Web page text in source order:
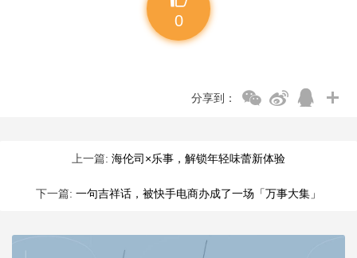
0
分享到：
上一篇: 海伦司×乐事，解锁年轻味蕾新体验
下一篇: 一句吉祥话，被快手电商办成了一场「万事大集」